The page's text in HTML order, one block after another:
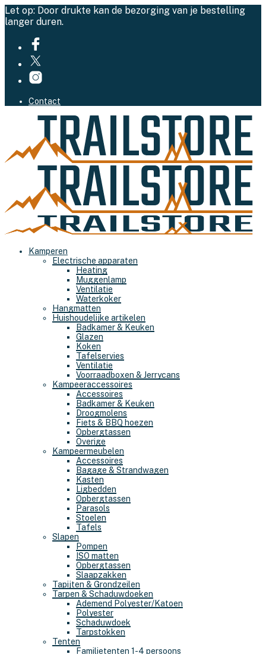
Let op: Door drukte kan de bezorging van je bestelling
langer duren.
Contact
Kamperen
Electrische apparaten
Heating
Muggenlamp
Ventilatie
Waterkoker
Hangmatten
Huishoudelijke artikelen
Badkamer & Keuken
Glazen
Koken
Tafelservies
Ventilatie
Voorraadboxen & Jerrycans
Kampeeraccessoires
Accessoires
Badkamer & Keuken
Droogmolens
Fiets & BBQ hoezen
Opbergtassen
Overige
Kampeermeubelen
Accessoires
Bagage & Strandwagen
Kasten
Ligbedden
Opbergtassen
Parasols
Stoelen
Tafels
Slapen
Pompen
ISO matten
Opbergtassen
Slaapzakken
Tapijten & Grondzeilen
Tarpen & Schaduwdoeken
Ademend Polyester/Katoen
Polyester
Schaduwdoek
Tarpstokken
Tenten
Familietenten 1-4 persoons